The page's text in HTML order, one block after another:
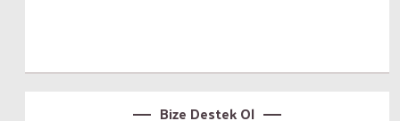
Bize Destek Ol